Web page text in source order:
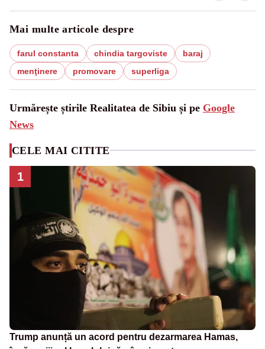
Mai multe articole despre
farul constanta chindia targoviste
baraj
menţinere
promovare superliga
Urmărește știrile Realitatea de Sibiu și pe Google
News
CELE MAI CITITE
1
Trump anunță un acord pentru dezarmarea Hamas,